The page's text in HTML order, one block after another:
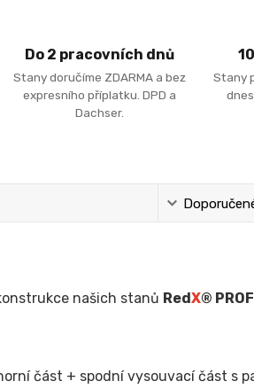
Do 2 pracovních dnů
Stany doručíme ZDARMA a bez
expresního příplatku. DPD a
Dachser.
Stany
našich stanů RedX®
část + spodní vysouvací část s